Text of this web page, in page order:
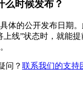
么时候发布？
体的公开发布日期
线”状态时，就能提
问？ 联系我们的支持